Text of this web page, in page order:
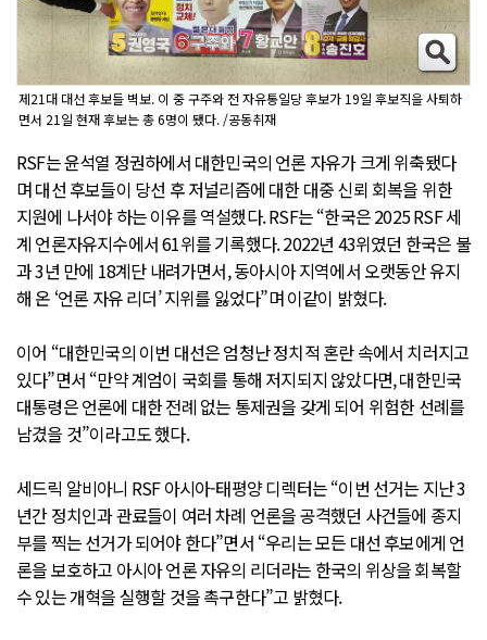
제21대 대선 후보들 벽보. 이 중 구주와 전 자유통일당 후보가 19일 후보직을 사퇴하
면서 21일 현재 후보는 총 6명이 됐다. /공동취재
RSF는 윤석열 정권하에서 대한민국의 언론 자유가 크게 위축됐다
며 대선 후보들이 당선 후 저널리즘에 대한 대중 신뢰 회복을 위한
지원에 나서야 하는 이유를 역설했다. RSF는 “한국은 2025 RSF 세
계 언론자유지수에서 61위를 기록했다. 2022년 43위였던 한국은 불
과 3년 만에 18계단 내려가면서, 동아시아 지역에서 오랫동안 유지
해 온 ‘언론 자유 리더’ 지위를 잃었다”며 이같이 밝혔다.
이어 “대한민국의 이번 대선은 엄청난 정치적 혼란 속에서 치러지고
있다”면서 “만약 계엄이 국회를 통해 저지되지 않았다면, 대한민국
대통령은 언론에 대한 전례 없는 통제권을 갖게 되어 위험한 선례를
남겼을 것”이라고도 했다.
세드릭 알비아니 RSF 아시아-태평양 디렉터는 “이번 선거는 지난 3
년간 정치인과 관료들이 여러 차례 언론을 공격했던 사건들에 종지
부를 찍는 선거가 되어야 한다”면서 “우리는 모든 대선 후보에게 언
론을 보호하고 아시아 언론 자유의 리더라는 한국의 위상을 회복할
수 있는 개혁을 실행할 것을 촉구한다”고 밝혔다.